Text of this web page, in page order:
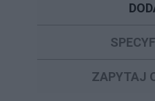
ZAPYTAJ